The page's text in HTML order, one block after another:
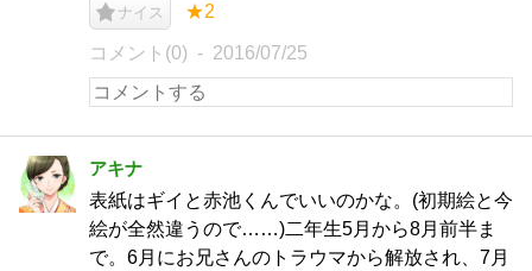
ナイス ★2
コメント(0) 2016/07/25
アキナ
表紙はギイと赤池くんでいいのかな。(初期絵と今
絵が全然違うので……)二年生5月から8月前半ま
で。6月にお兄さんのトラウマから解放され、7月